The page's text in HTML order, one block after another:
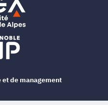
de management